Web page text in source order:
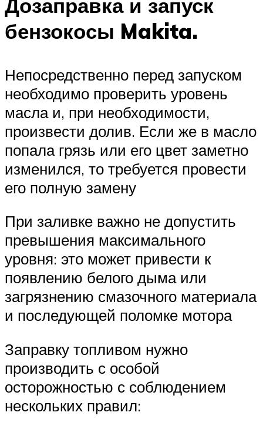
Дозаправка и запуск
бензокосы Makita.
Непосредственно перед запуском
необходимо проверить уровень
масла и, при необходимости,
произвести долив. Если же в масло
попала грязь или его цвет заметно
изменился, то требуется провести
его полную замену
При заливке важно не допустить
превышения максимального
уровня: это может привести к
появлению белого дыма или
загрязнению смазочного материала
и последующей поломке мотора
Заправку топливом нужно
производить с особой
осторожностью с соблюдением
нескольких правил: